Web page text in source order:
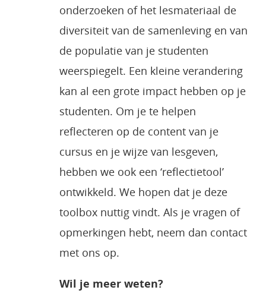
onderzoeken of het lesmateriaal de
diversiteit van de samenleving en van
de populatie van je studenten
weerspiegelt. Een kleine verandering
kan al een grote impact hebben op je
studenten. Om je te helpen
reflecteren op de content van je
cursus en je wijze van lesgeven,
hebben we ook een ‘reflectietool’
ontwikkeld. We hopen dat je deze
toolbox nuttig vindt. Als je vragen of
opmerkingen hebt, neem dan contact
met ons op.
Wil je meer weten?